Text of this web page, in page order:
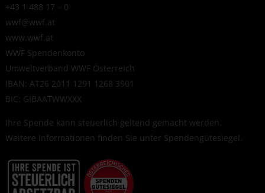
+43 1 488 17 – 0
wwf@wwf.at
www.wwf.at
WWF Spendenkonto
Umweltverband WWF Österreich
IBAN: AT26 2011 1291 1268 3901
BIC: GIBAATWWXXX
Ihre Spende kann steuerlich geltend gemacht werden.
Weitere Informationen finden Sie unter Spendengütesiegel.